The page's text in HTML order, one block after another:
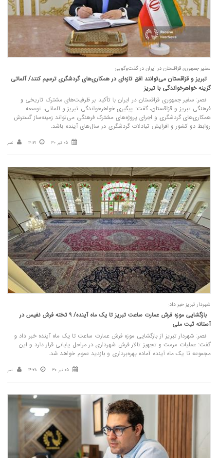
سفیر جمهوری قزاقستان در ایران در گفت‌وگویی:
تبریز و قزاقستان می‌توانند افق تازه‌ای در همکاری‌های گردشگری ترسیم کنند/ آلماتی
گزینه خواهرخواندگی با تبریز
نصر: سفیر جمهوری قزاقستان در ایران با تأکید بر ظرفیت‌های مشترک تاریخی و
فرهنگی تبریز و قزاقستان، گفت: پیگیری خواهرخواندگی تبریز و آلماتی، توسعه
همکاری‌های گردشگری و اجرای پروژه‌های مشترک فرهنگی می‌تواند زمینه‌ساز گسترش
روابط دو کشور و افزایش تبادلات گردشگری در سال‌های آینده باشد.
05 تیر 30 14:31 نصر
شهردار تبریز خبر داد:
بازگشایی موزه فرش عمارت ساعت تبریز تا یک ماه آینده/ ۹ تخته فرش نفیس در
آستانه ثبت ملی
نصر: شهردار تبریز از بازگشایی موزه فرش عمارت ساعت تا یک ماه آینده خبر داد و
گفت: عملیات مرمت و تجهیز تالار فرش شهرداری در مراحل پایانی قرار دارد و این
مجموعه تا یک ماه آینده آماده بهره‌برداری و بازدید عموم خواهد شد.
05 تیر 30 14:28 نصر